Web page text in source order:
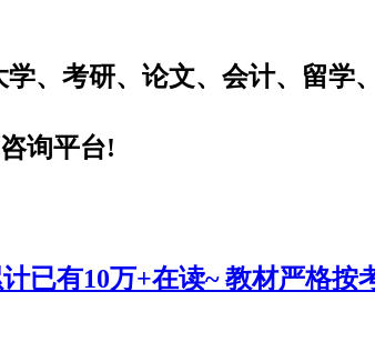
、考研、论文、会计、留
询平台!
已有10万+在读~ 教材严格